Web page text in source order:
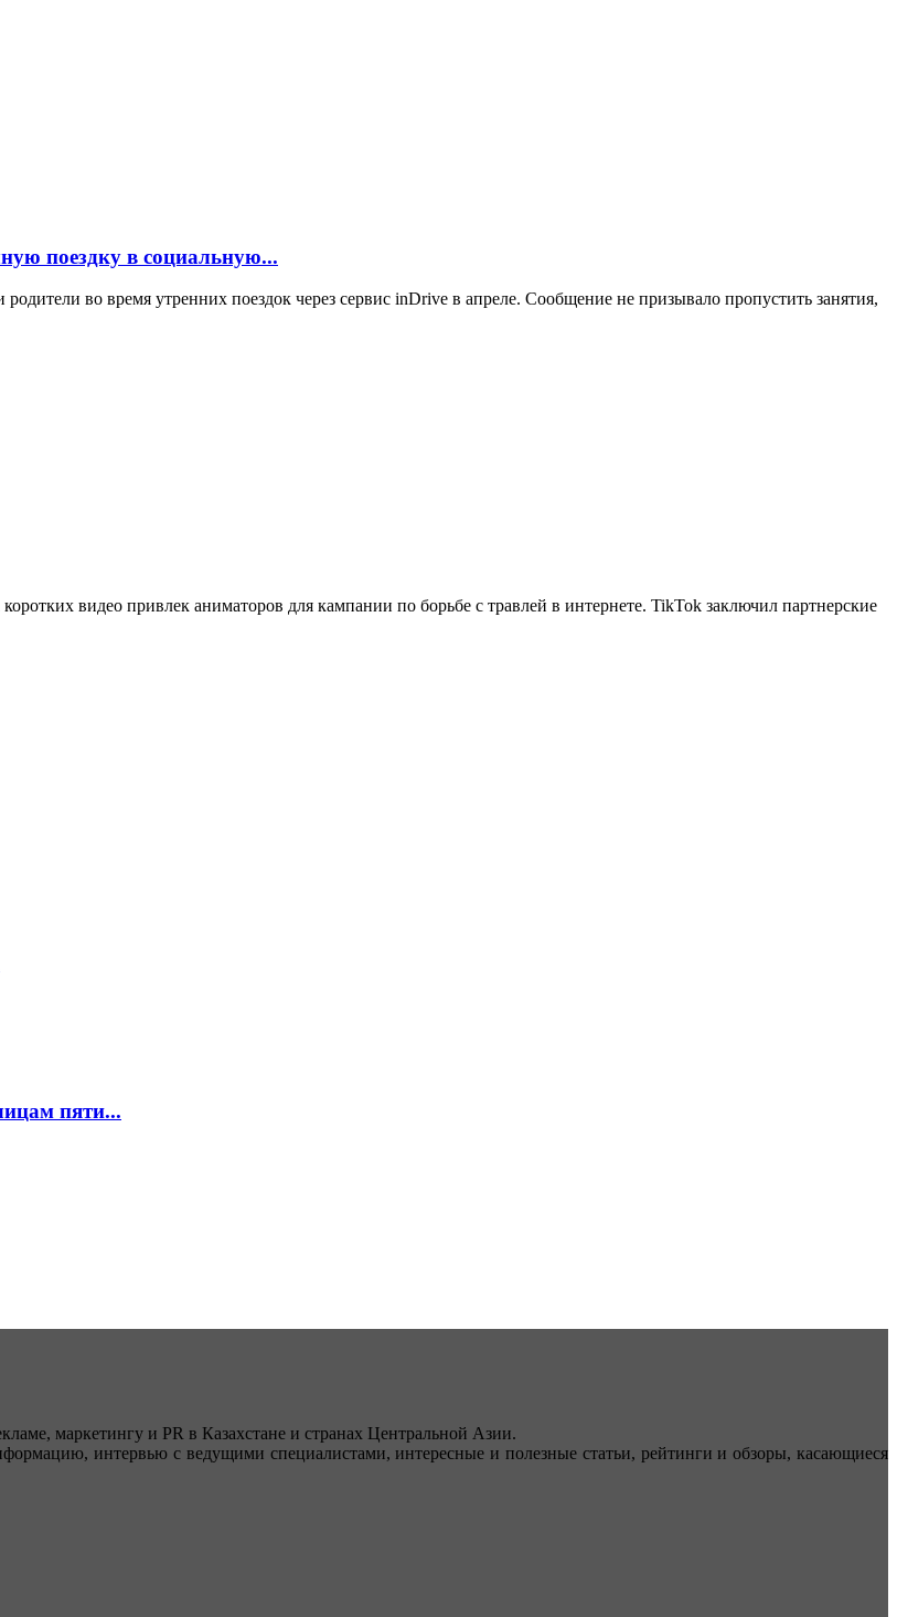
поездку в социальную...
во время утренних поездок через сервис inDrive в апреле. Сообщение не призывало пропустить занятия,
видео привлек аниматоров для кампании по борьбе с травлей в интернете. TikTok заключил партнерские
пяти...
маркетингу и PR в Казахстане и странах Центральной Азии.
интервью с ведущими специалистами, интересные и полезные статьи, рейтинги и обзоры, касающиеся